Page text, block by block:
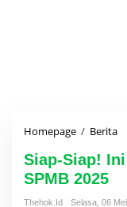
Homepage / Berita
a
S
Siap-Siap!
SPMB 2025
Thehok.id
Selasa, 06